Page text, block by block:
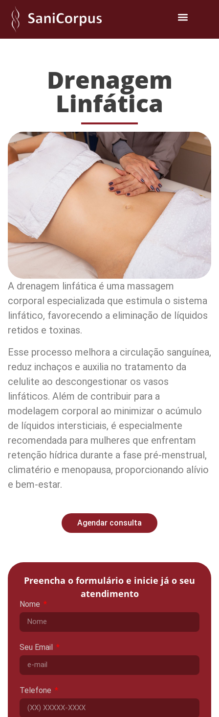
Drenagem
Linfática
A drenagem linfática é uma massagem
corporal especializada que estimula o sistema
linfático, favorecendo a eliminação de líquidos
retidos e toxinas.
Esse processo melhora a circulação sanguínea,
reduz inchaços e auxilia no tratamento da
celulite ao descongestionar os vasos
linfáticos. Além de contribuir para a
modelagem corporal ao minimizar o acúmulo
de líquidos intersticiais, é especialmente
recomendada para mulheres que enfrentam
retenção hídrica durante a fase pré-menstrual,
climatério e menopausa, proporcionando alívio
e bem-estar.
Agendar consulta
Preencha o formulário e inicie já o seu
atendimento
Nome
Seu Email
Telefone